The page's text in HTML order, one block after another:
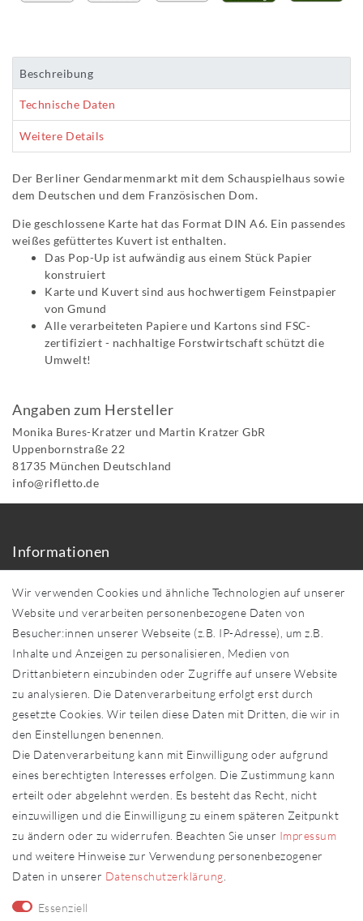
Beschreibung
Technische Daten
Weitere Details
Der Berliner Gendarmenmarkt mit dem Schauspielhaus sowie
dem Deutschen und dem Französischen Dom.
Die geschlossene Karte hat das Format DIN A6. Ein passendes
weißes gefüttertes Kuvert ist enthalten.
Das Pop-Up ist aufwändig aus einem Stück Papier
konstruiert
Karte und Kuvert sind aus hochwertigem Feinstpapier
von Gmund
Alle verarbeiteten Papiere und Kartons sind FSC-
zertifiziert - nachhaltige Forstwirtschaft schützt die
Umwelt!
Angaben zum Hersteller
Monika Bures-Kratzer und Martin Kratzer GbR
Uppenbornstraße 22
81735 München Deutschland
info@rifletto.de
Informationen
Über uns
Händler in Ihrer Nähe
Sonderanfertigungen
Zahlung und Versand
Shop-Service
Widerrufs­recht
Widerrufs­formular
Impressum
Daten­schutz­erklärung
AGB
Kontakt
Vertrag widerrufen Kontakt
Fachhändler
Wir verwenden Cookies und ähnliche Technologien auf unserer
Website und verarbeiten personenbezogene Daten von
Besucher:innen unserer Webseite (z.B. IP-Adresse), um z.B.
Inhalte und Anzeigen zu personalisieren, Medien von
Drittanbietern einzubinden oder Zugriffe auf unsere Website
zu analysieren. Die Datenverarbeitung erfolgt erst durch
gesetzte Cookies. Wir teilen diese Daten mit Dritten, die wir in
den Einstellungen benennen.
Die Datenverarbeitung kann mit Einwilligung oder aufgrund
eines berechtigten Interesses erfolgen. Die Zustimmung kann
erteilt oder abgelehnt werden. Es besteht das Recht, nicht
einzuwilligen und die Einwilligung zu einem späteren Zeitpunkt
zu ändern oder zu widerrufen. Beachten Sie unser Impressum
und weitere Hinweise zur Verwendung personenbezogener
Daten in unserer Daten­schutz­erklärung
Essenziell